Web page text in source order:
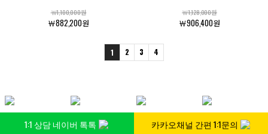
￦1,100,000원
￦882,200원
￦1,128,000원
￦906,400원
1 2 3 4
1:1 상담 네이버 톡톡 카카오채널 간편 1:1문의